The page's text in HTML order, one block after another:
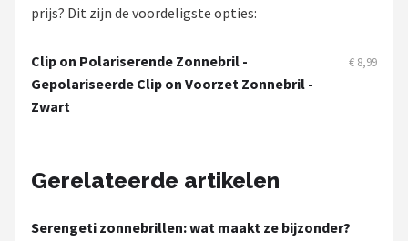
Fako Sunglasses®
Zonnebril Dames
Alle merken →
prijs? Dit zijn de voordeligste opties:
Clip on Polariserende Zonnebril -
Gepolariseerde Clip on Voorzet Zonnebril -
Zwart
€ 8,99
Gerelateerde artikelen
Serengeti zonnebrillen: wat maakt ze bijzonder?